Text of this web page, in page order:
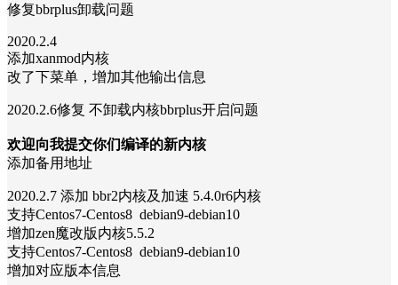
修复bbrplus卸载问题
2020.2.4
添加xanmod内核
改了下菜单，增加其他输出信息
2020.2.6修复 不卸载内核bbrplus开启问题
欢迎向我提交你们编译的新内核
添加备用地址
2020.2.7 添加 bbr2内核及加速 5.4.0r6内核
支持Centos7-Centos8 debian9-debian10
增加zen魔改版内核5.5.2
支持Centos7-Centos8 debian9-debian10
增加对应版本信息